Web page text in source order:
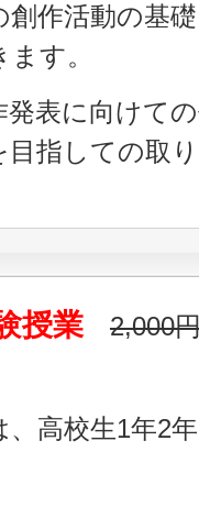
作活動の基
す。
発表に向けて
目指しての取
授業 2,000
高校生1年2